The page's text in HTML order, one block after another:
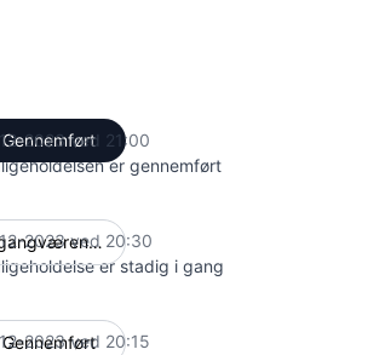
Gennemført
2023 ved 21:00
er gennemført
Igangværende
2023 ved 20:30
er stadig i gang
Gennemført
2023 ved 20:15